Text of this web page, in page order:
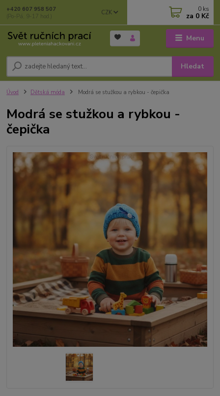
Menu
CZK
Hledat
+420 607 958 507
(Po-Pá, 9-17 hod.)
0 ks
za 0 Kč
Úvod Dětská móda Modrá se stužkou a rybkou - čepička
Modrá se stužkou a rybkou -
čepička